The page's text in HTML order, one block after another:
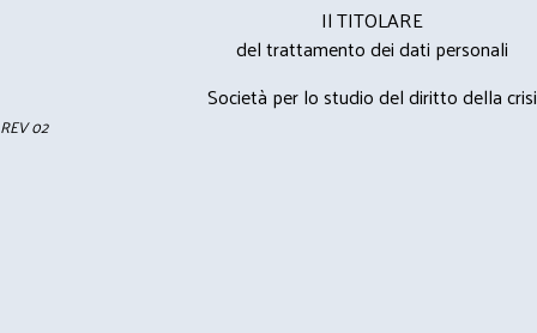
Il TITOLARE
del trattamento dei dati personali
Società per lo studio del diritto della crisi
REV 02